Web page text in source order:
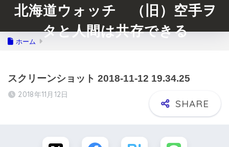
北海道ウォッチ （旧）空手ヲ
タと人間は共存できる
ホーム
スクリーンショット 2018-11-12 19.34.25
2018年11月12日